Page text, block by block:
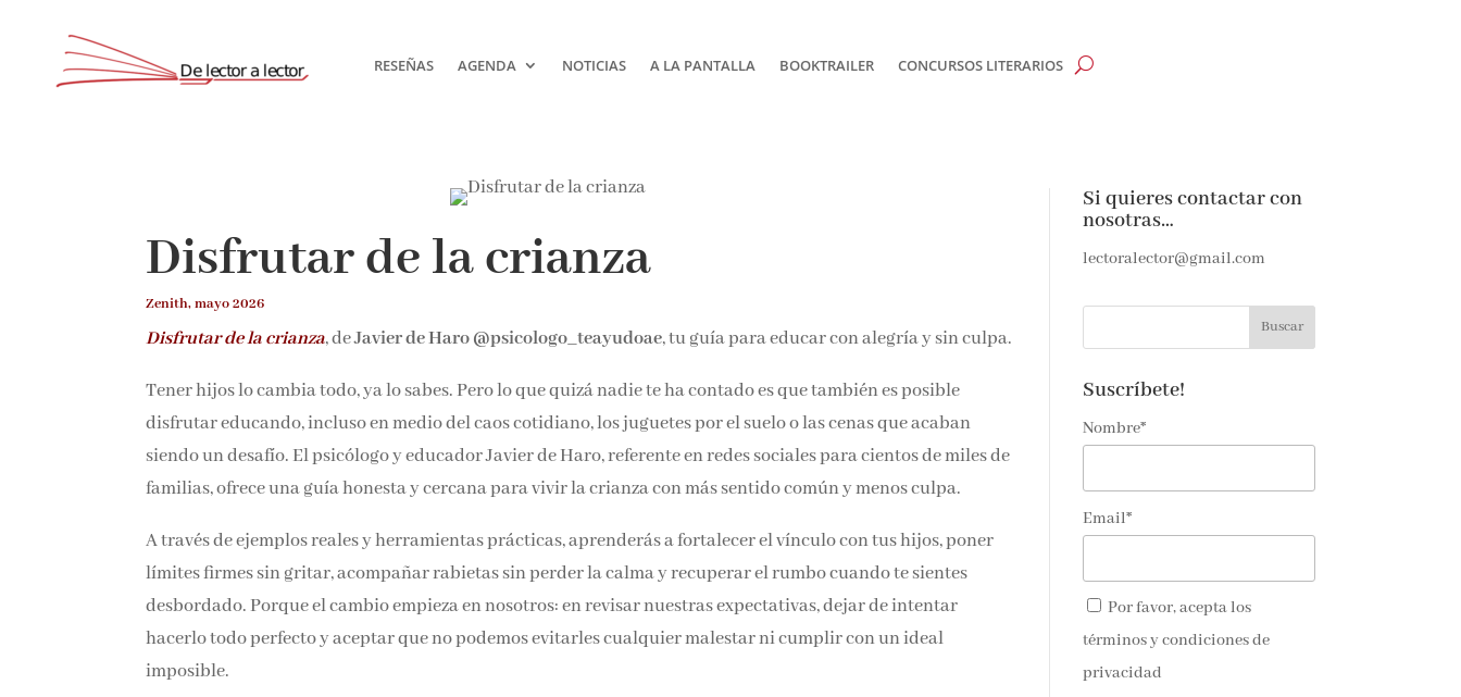
RESEÑAS AGENDA NOTICIAS A LA PANTALLA BOOKTRAILER CONCURSOS LITERARIOS
Disfrutar de la crianza
Zenith, mayo 2026
Disfrutar de la crianza, deJavier de Haro @psicologo_teayudoae, tu guía para educar con alegría y sin culpa.
Tener hijos lo cambia todo, ya lo sabes. Pero lo que quizá nadie te ha contado es que también es posible
disfrutar educando, incluso en medio del caos cotidiano, los juguetes por el suelo o las cenas que acaban
siendo un desafío. El psicólogo y educador Javier de Haro, referente en redes sociales para cientos de miles de
familias, ofrece una guía honesta y cercana para vivir la crianza con más sentido común y menos culpa.
A través de ejemplos reales y herramientas prácticas, aprenderás a fortalecer el vínculo con tus hijos, poner
límites firmes sin gritar, acompañar rabietas sin perder la calma y recuperar el rumbo cuando te sientes
desbordado. Porque el cambio empieza en nosotros: en revisar nuestras expectativas, dejar de intentar
hacerlo todo perfecto y aceptar que no podemos evitarles cualquier malestar ni cumplir con un ideal
imposible.
Si quieres contactar con
nosotras…
lectoralector@gmail.com
Suscríbete!
Nombre*
Email*
Por favor, acepta los
términos y condiciones de
privacidad